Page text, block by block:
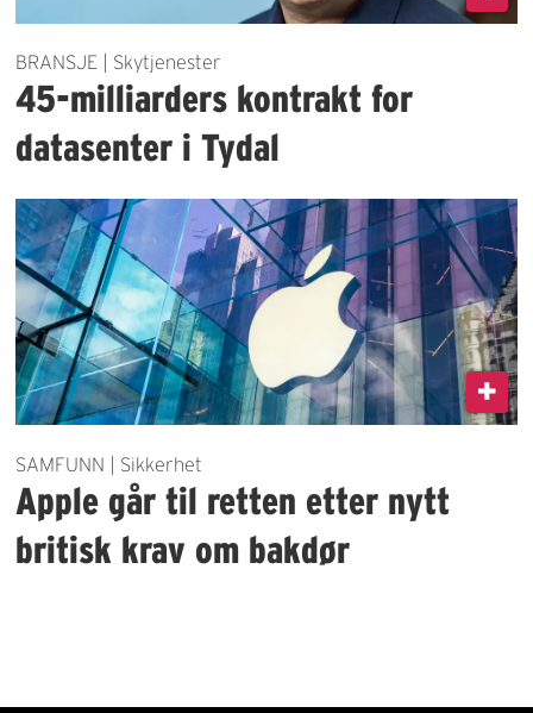
BRANSJE | Skytjenester
45-milliarders kontrakt for
datasenter i Tydal
SAMFUNN | Sikkerhet
Apple går til retten etter nytt
britisk krav om bakdør